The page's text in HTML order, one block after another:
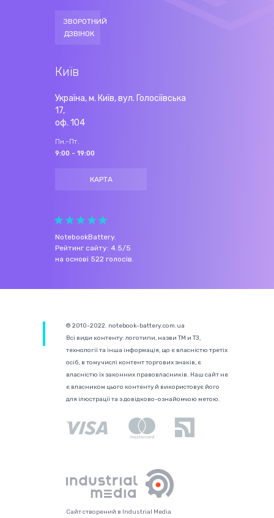
ЗВОРОТНИЙ
ДЗВІНОК
Київ
Україна, м. Київ, вул. Голосіївська
17,
оф. 104
Пн.-Пт.
9:00 - 19:00
КАРТА
NotebookBattery.
Рейтинг сайту: 4.5/5
на основі 522 голосів.
© 2010-2022. notebook-battery.com.ua
Всі види контенту: логотипи, назви ТМ и ТЗ,
технології та інша інформація, що є власністю третіх
осіб, в тому числі контент торгових знаків, є
власністю їх законних правовласників. Наш сайт не
є власником цього контенту й використовує його
для ілюстрації та з довідково-ознайомчою метою.
Сайт створений в Industrial Media